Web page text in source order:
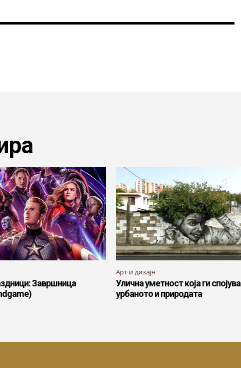
Завршница
Арт и дизајн
Улична уметност која ги спојува
урбаното и природата